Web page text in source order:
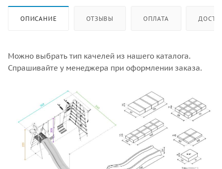
ОПИСАНИЕ ОТЗЫВЫ ОПЛАТА
Можно выбрать тип качелей из нашего каталога.
Спрашивайте у менеджера при оформлении заказа.